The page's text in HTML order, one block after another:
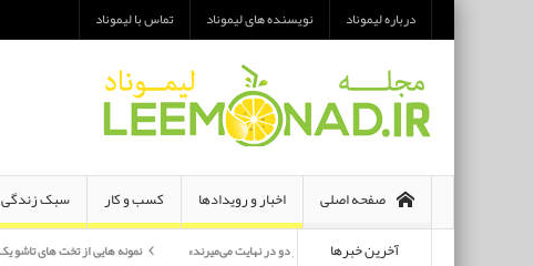
درباره لیموناد نویسنده های لیموناد تماس با لیموناد
صفحه اصلی اخبار و رویدادها کسب و کار سبک زندگی
آخرین خبرها
معرفی رمان «هر دو در نهایت می‌میرند» نمونه هایی از تخت های تاشو یک نفره و دو نفره